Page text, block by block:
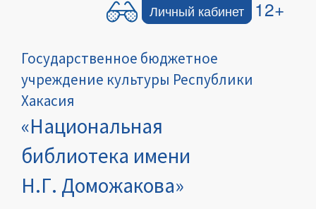
Личный кабинет 12+
Государственное бюджетное
учреждение культуры Республики
Хакасия
«Национальная
библиотека имени
Н.Г. Доможакова»